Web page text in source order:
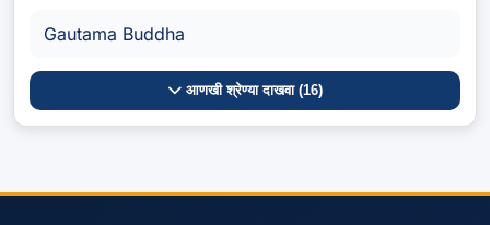
Gautama Buddha
आणखी श्रेण्या दाखवा (16)